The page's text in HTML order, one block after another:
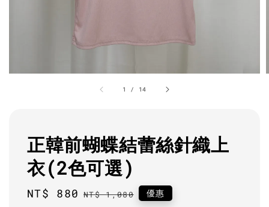
1 / 14
正韓前蝴蝶結蕾絲針織上
衣(2色可選)
Sale
NT$ 880 Regular
NT$ 1,080 優惠